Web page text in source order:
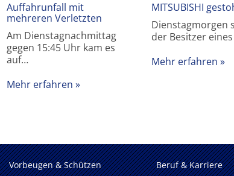
Auffahrunfall mit
mehreren Verletzten
Am Dienstagnachmittag
gegen 15:45 Uhr kam es
auf…
Mehr erfahren
MITSUBISHI
Dienstagmorgen
der Besitzer
Mehr erfahren
Vorbeugen & Schützen
Beruf & Karriere